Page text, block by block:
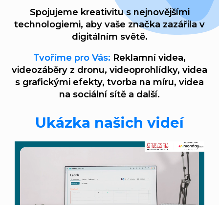
Spojujeme kreativitu s nejnovějšími
technologiemi, aby vaše značka zazářila v
digitálním světě.
Tvoříme pro Vás: Reklamní videa,
videozáběry z dronu, videoprohlídky, videa
s grafickými efekty, tvorba na míru, videa
na sociální sítě a další.
Ukázka našich videí